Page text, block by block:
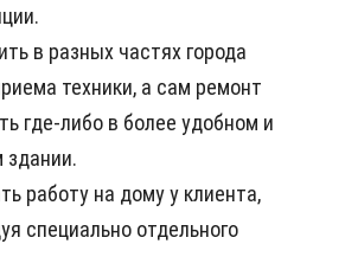
в разных частях города
техники, а сам ремонт
где-либо в более удобном и
работу на дому у клиента,
специально отдельного